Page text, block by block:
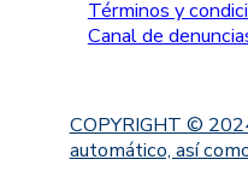
Términos y
Canal de
COPYRIGHT ©
automático, así